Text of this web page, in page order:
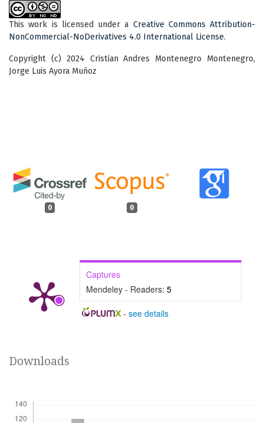
0 0
Captures
Mendeley - Readers: 5
- see details
This work is licensed under a Creative Commons Attribution-
NonCommercial-NoDerivatives 4.0 International License.
Copyright (c) 2024 Cristian Andres Montenegro Montenegro,
Jorge Luis Ayora Muñoz
Downloads